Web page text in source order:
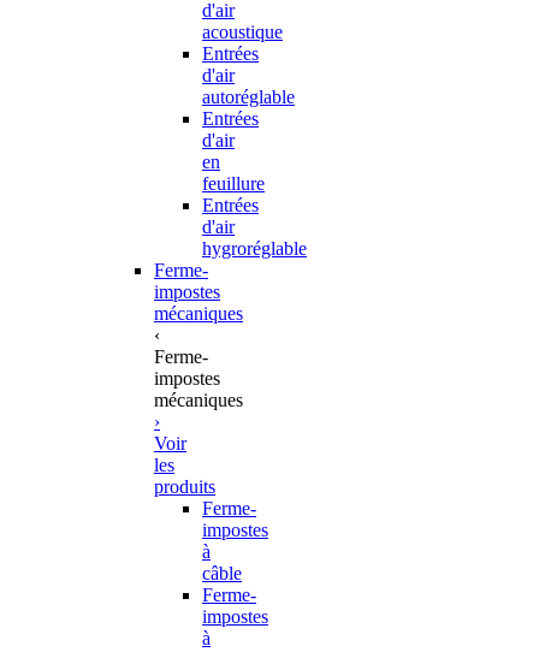
d'air
acoustique
Entrées
d'air
autoréglable
Entrées
d'air
en
feuillure
Entrées
d'air
hygroréglable
Ferme-
impostes
mécaniques
‹
Ferme-
impostes
mécaniques
›
Voir
les
produits
Ferme-
impostes
à
câble
Ferme-
impostes
à